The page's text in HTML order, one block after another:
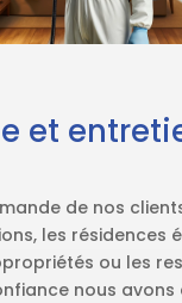
et
de nos
les résidences
ou les
nous avons